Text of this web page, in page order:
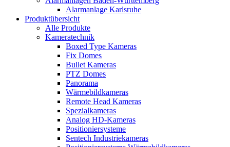
Alarmanlage Karlsruhe
Produktübersicht
Alle Produkte
Kameratechnik
Boxed Type Kameras
Fix Domes
Bullet Kameras
PTZ Domes
Panorama
Wärmebildkameras
Remote Head Kameras
Spezialkameras
Analog HD-Kameras
Positioniersysteme
Sentech Industriekameras